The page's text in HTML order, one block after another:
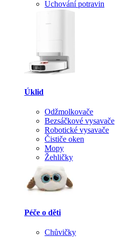
Uchování potravin
Úklid
Odžmolkovače
Bezsáčkové vysavače
Robotické vysavače
Čističe oken
Mopy
Žehličky
Péče o děti
Chůvičky